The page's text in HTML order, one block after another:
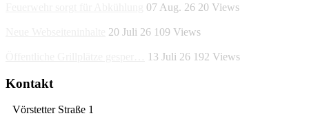
07 Aug. 26 20 Views
20 Juli 26 109 Views
13 Juli 26 192 Views
Kontakt
Vörstetter Straße 1